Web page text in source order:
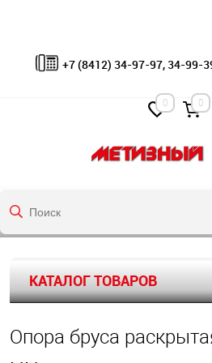
+7 (8412) 34-97-97, 34-99-
0 0
КАТАЛОГ ТОВАРОВ
Опора бруса